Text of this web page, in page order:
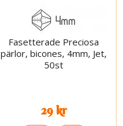
Fasetterade Preciosa
pärlor, bicones, 4mm, Jet,
50st
29 kr